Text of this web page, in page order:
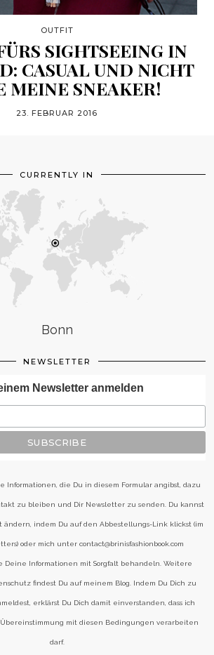
OUTFIT
SIGHTSEEING IN
CASUAL UND NICHT
MEINE SNEAKER!
23. FEBRUAR 2016
CURRENTLY IN
Bonn
NEWSLETTER
Newsletter anmelden
Informationen, die Du in diesem Formular angibst, dazu
zu bleiben und Dir Newsletter zu senden. Du kannst
indem Du auf den Abbestellungs-Link klickst (im
oder mich unter contact@brinisfashionbook.com
Deine Informationen mit Sorgfalt behandeln. Weitere
findest Du auf meinem Blog. Indem Du Dich zu
erklärst Du Dich damit einverstanden, dass ich
mit diesen Bedingungen verarbeiten
darf.